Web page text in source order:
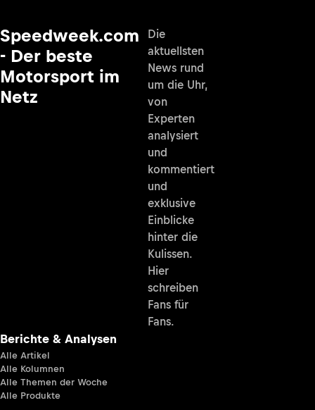
Speedweek.com
- Der beste
Motorsport im
Netz
Die
aktuellsten
News rund
um die Uhr,
von
Experten
analysiert
und
kommentiert
und
exklusive
Einblicke
hinter die
Kulissen.
Hier
schreiben
Fans für
Fans.
Berichte & Analysen
Alle Artikel
Alle Kolumnen
Alle Themen der Woche
Alle Produkte